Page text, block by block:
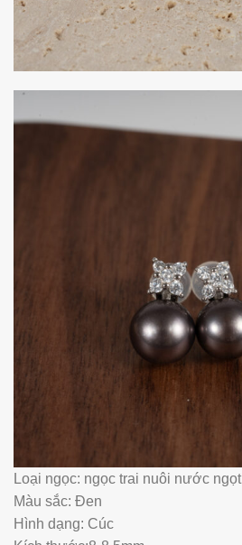
Loại ngọc: ngọc trai nuôi nước ngọt
Màu sắc: Đen
Hình dạng: Cúc